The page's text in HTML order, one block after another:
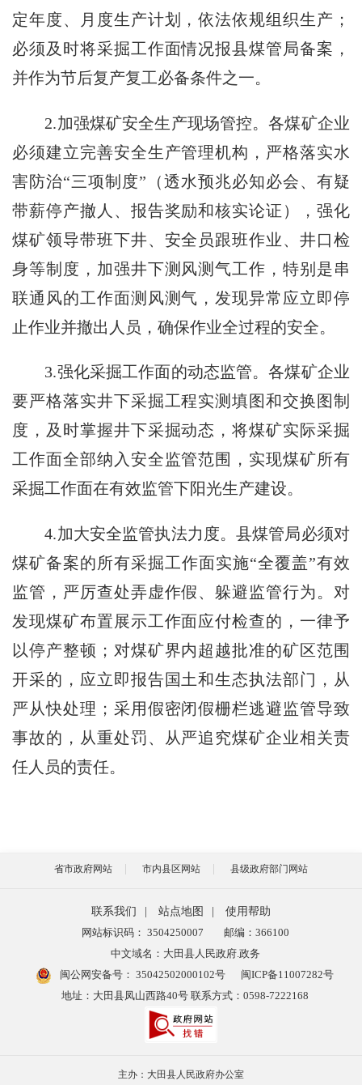
定年度、月度生产计划，依法依规组织生产；
必须及时将采掘工作面情况报县煤管局备案，
并作为节后复产复工必备条件之一。
2.加强煤矿安全生产现场管控。各煤矿企业
必须建立完善安全生产管理机构，严格落实水
害防治“三项制度”（透水预兆必知必会、有疑
带薪停产撤人、报告奖励和核实论证），强化
煤矿领导带班下井、安全员跟班作业、井口检
身等制度，加强井下测风测气工作，特别是串
联通风的工作面测风测气，发现异常应立即停
止作业并撤出人员，确保作业全过程的安全。
3.强化采掘工作面的动态监管。各煤矿企业
要严格落实井下采掘工程实测填图和交换图制
度，及时掌握井下采掘动态，将煤矿实际采掘
工作面全部纳入安全监管范围，实现煤矿所有
采掘工作面在有效监管下阳光生产建设。
4.加大安全监管执法力度。县煤管局必须对
煤矿备案的所有采掘工作面实施“全覆盖”有效
监管，严厉查处弄虚作假、躲避监管行为。对
发现煤矿布置展示工作面应付检查的，一律予
以停产整顿；对煤矿界内超越批准的矿区范围
开采的，应立即报告国土和生态执法部门，从
严从快处理；采用假密闭假栅栏逃避监管导致
事故的，从重处罚、从严追究煤矿企业相关责
任人员的责任。
省市政府网站 市内县区网站 县级政府部门网站
联系我们 站点地图
使用帮助
网站标识码： 3504250007
邮编：366100
中文域名：大田县人民政府.政务
闽公网安备号： 35042502000102号
闽ICP备11007282号
地址：大田县凤山西路40号 联系方式：0598-7222168
主办：大田县人民政府办公室